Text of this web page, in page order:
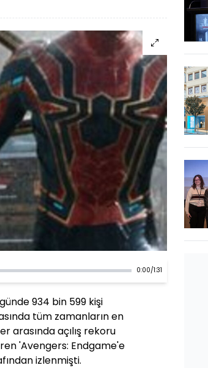
0:00/1:31
934 bin 599 kişi
tüm zamanların en
arasında açılış rekoru
'Avengers: Endgame'e
izlenmişti.